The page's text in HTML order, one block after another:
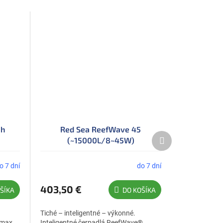
7 dní
Red Sea ReefWave 45
(~15000L/8~45W)
do 7 dní
403,50 € DO KOŠÍKA
Tiché – inteligentné – výkonné.
Ďalší
produkt